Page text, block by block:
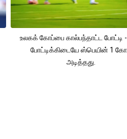
உலகக் கோப்பை கால்பந்தாட்ட போட்டி
போட்டிக்கிடையே ஸ்பெயின் 1
அடித்தது.